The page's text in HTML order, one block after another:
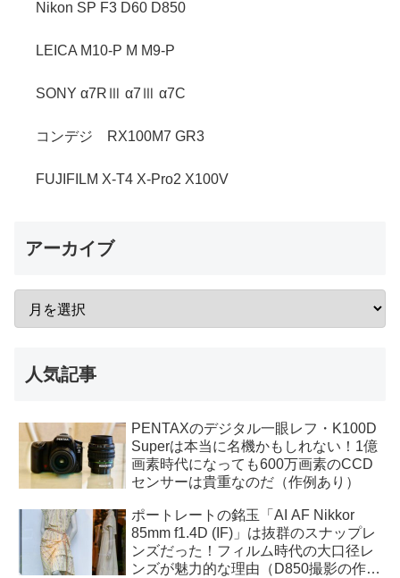
Nikon SP F3 D60 D850
LEICA M10-P M M9-P
SONY α7RⅢ α7Ⅲ α7C
コンデジ RX100M7 GR3
FUJIFILM X-T4 X-Pro2 X100V
アーカイブ
人気記事
PENTAXのデジタル一眼レフ・K100D
Superは本当に名機かもしれない！1億
画素時代になっても600万画素のCCD
センサーは貴重なのだ（作例あり）
ポートレートの銘玉「AI AF Nikkor
85mm f1.4D (IF)」は抜群のスナップレ
ンズだった！フィルム時代の大口径レ
ンズが魅力的な理由（D850撮影の作例